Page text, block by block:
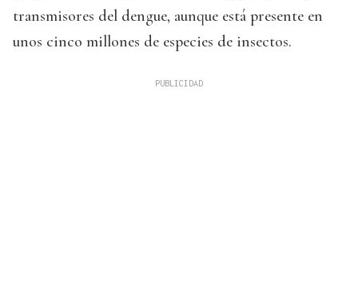
transmisores del dengue, aunque está presente en
unos cinco millones de especies de insectos.